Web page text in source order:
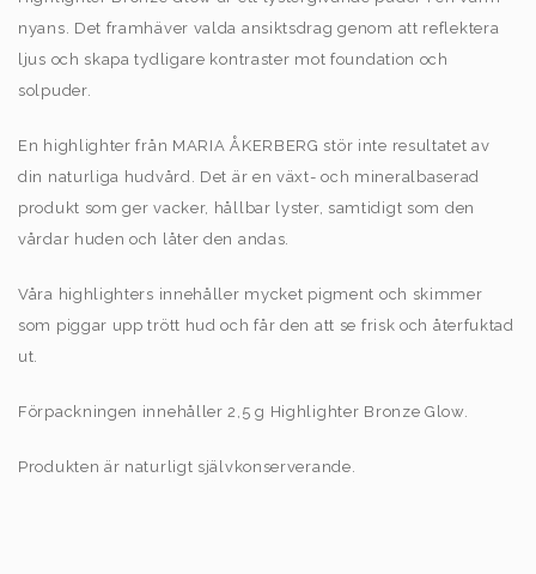
nyans. Det framhäver valda ansiktsdrag genom att reflektera
ljus och skapa tydligare kontraster mot foundation och
solpuder.
En highlighter från MARIA ÅKERBERG stör inte resultatet av
din naturliga hudvård. Det är en växt- och mineralbaserad
produkt som ger vacker, hållbar lyster, samtidigt som den
vårdar huden och låter den andas.
Våra highlighters innehåller mycket pigment och skimmer
som piggar upp trött hud och får den att se frisk och återfuktad
ut.
Förpackningen innehåller 2,5 g Highlighter Bronze Glow.
Produkten är naturligt självkonserverande.